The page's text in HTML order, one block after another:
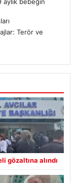
Terör ve
gözaltına alındı